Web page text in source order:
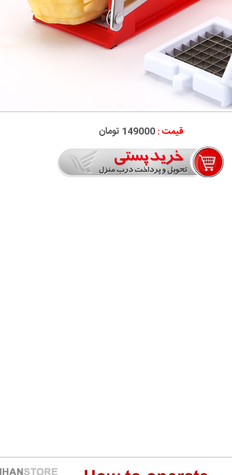
قیمت :149000 تومان